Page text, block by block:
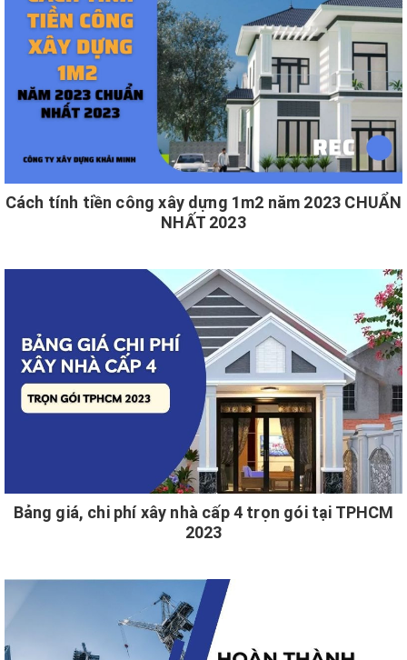
Cách tính tiền công xây dựng 1m2 năm 2023 CHUẨN
NHẤT 2023
Bảng giá, chi phí xây nhà cấp 4 trọn gói tại TPHCM
2023